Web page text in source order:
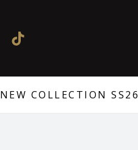
NEW COLLECTION SS26